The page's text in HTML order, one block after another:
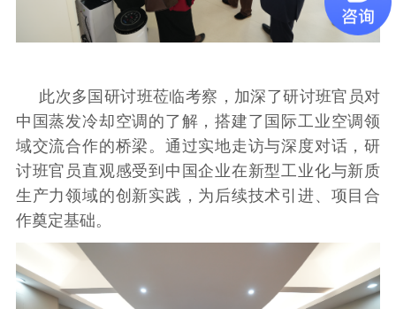
此次多国研讨班莅临考察，加深了研讨班官员对
中国蒸发冷却空调的了解，搭建了国际工业空调领
域交流合作的桥梁。通过实地走访与深度对话，研
讨班官员直观感受到中国企业在新型工业化与新质
生产力领域的创新实践，为后续技术引进、项目合
作奠定基础。